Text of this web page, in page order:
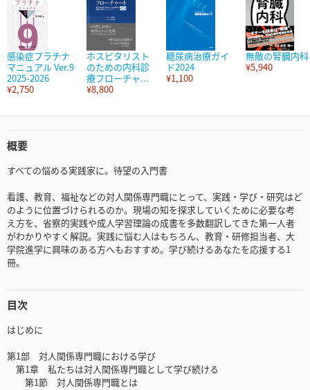
感染症プラチナ
マニュアル Ver.9
2025-2026
¥2,750
ホスピタリスト
のための内科診
療フローチャ...
¥8,800
糖尿病治療ガイ
ド2024
¥1,100
無敵の腎臓内科
¥5,940
概要
すべての悩める実践家に。待望の入門書
看護、教育、福祉などの対人関係専門職にとって、実践・学び・研究はど
のように位置づけられるのか。現場の知を探求していくために必要な考
え方を、省察的実践や成人学習理論の成書を多数翻訳してきた第一人者
がわかりやすく解説。実践に悩む人はもちろん、教育・研修担当者、大
学院進学に興味のある方へもおすすめ。学び続けるあなたを応援する1
冊。
目次
はじめに
第1部 対人関係専門職における学び
第1章 私たちは対人関係専門職として学び続ける
第1節 対人関係専門職とは